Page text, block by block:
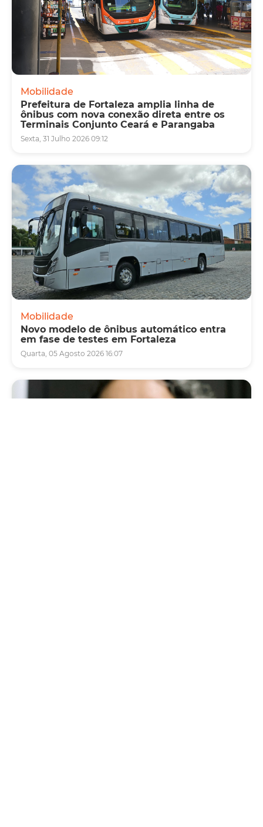
Mobilidade
Prefeitura de Fortaleza amplia linha de
ônibus com nova conexão direta entre os
Terminais Conjunto Ceará e Parangaba
Sexta, 31 Julho 2026 09:12
Mobilidade
Novo modelo de ônibus automático entra
em fase de testes em Fortaleza
Quarta, 05 Agosto 2026 16:07